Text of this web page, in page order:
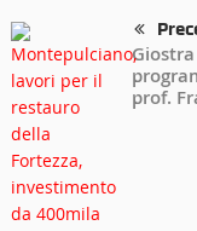
prof.